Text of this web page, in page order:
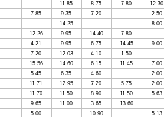
11.85 8.75 7.80
12.30
7.85 9.35 7.20
2.50
14.25
8.00
12.26 9.95 14.40
7.80
4.21 9.95 6.75 14.45
9.00
7.20 12.03 4.10
1.50
15.56 14.60 6.15 11.45
7.00
5.45 6.35 4.60
2.00
11.71 12.95 7.20 5.75
2.00
11.70 11.50 8.90 11.50
5.63
9.65 11.00 3.65
13.60
5.00 10.90
5.13